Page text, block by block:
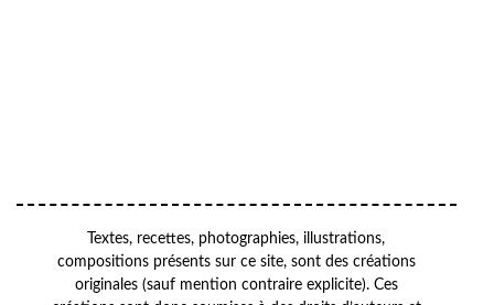
Textes, recettes, photographies, illustrations,
compositions présents sur ce site, sont des créations
originales (sauf mention contraire explicite). Ces